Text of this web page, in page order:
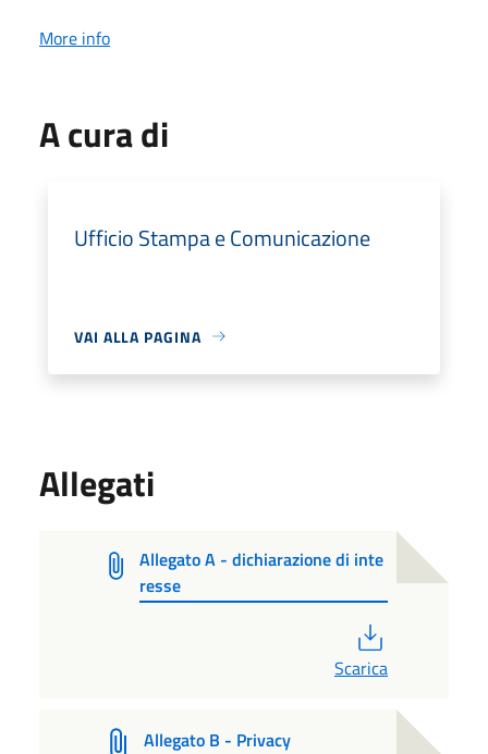
More info
A cura di
Ufficio Stampa e Comunicazione
VAI ALLA PAGINA
Allegati
Allegato A - dichiarazione di inte
resse
Scarica
Allegato B - Privacy